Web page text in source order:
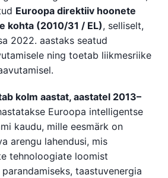
Euroopa direktiiv hoonete
kohta (2010/31 / EL), selliselt,
2022. aastaks seatud
ning toetab liikmesriike
kolm aastat, aastatel 2013–
Euroopa intelligentse
kaudu, mille eesmärk on
arengu lahendusi, mis
tehnoloogiate loomist
taastuvenergia